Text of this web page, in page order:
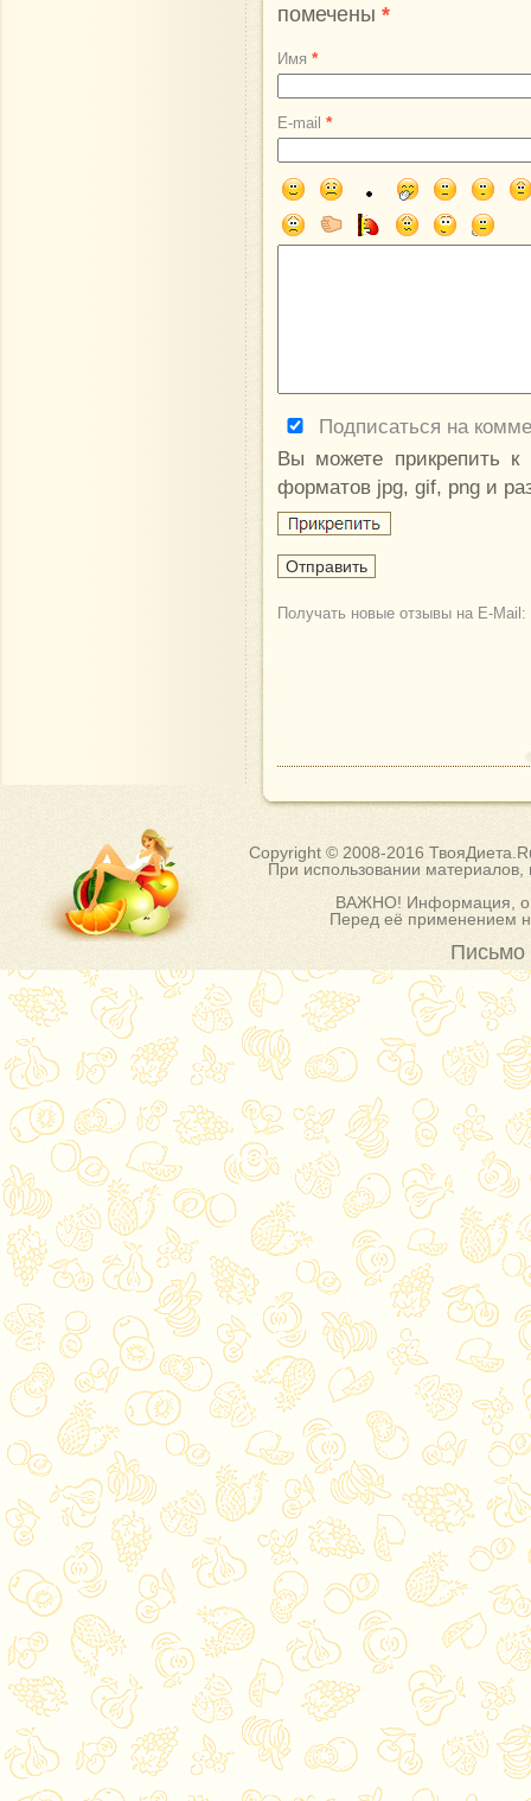
помечены *
Имя *
E-mail *
Подписаться на
Вы можете прикрепить
форматов jpg, gif, png и
Получать новые отзывы на E-Mail:
Copyright © 2008-2016
При использовании материалов,
ВАЖНО! Информация,
Перед её применением
Письмо